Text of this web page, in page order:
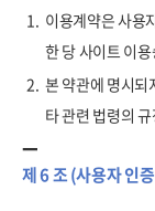
1. 이용계약은 사용
한 당 사이트 이
2. 본 약관에 명시되
타 관련 법령의
제 6 조 (사용자 인